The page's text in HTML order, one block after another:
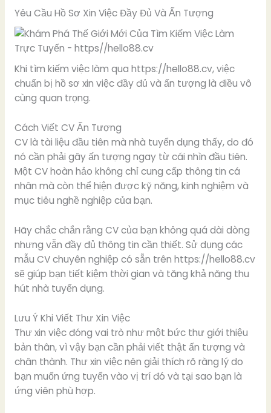
Yêu Cầu Hồ Sơ Xin Việc Đầy Đủ Và Ấn Tượng
Khi tìm kiếm việc làm qua https://hello88.cv, việc
chuẩn bị hồ sơ xin việc đầy đủ và ấn tượng là điều vô
cùng quan trọng.
Cách Viết CV Ấn Tượng
CV là tài liệu đầu tiên mà nhà tuyển dụng thấy, do đó
nó cần phải gây ấn tượng ngay từ cái nhìn đầu tiên.
Một CV hoàn hảo không chỉ cung cấp thông tin cá
nhân mà còn thể hiện được kỹ năng, kinh nghiệm và
mục tiêu nghề nghiệp của bạn.
Hãy chắc chắn rằng CV của bạn không quá dài dòng
nhưng vẫn đầy đủ thông tin cần thiết. Sử dụng các
mẫu CV chuyên nghiệp có sẵn trên https://hello88.cv
sẽ giúp bạn tiết kiệm thời gian và tăng khả năng thu
hút nhà tuyển dụng.
Lưu Ý Khi Viết Thư Xin Việc
Thư xin việc đóng vai trò như một bức thư giới thiệu
bản thân, vì vậy bạn cần phải viết thật ấn tượng và
chân thành. Thư xin việc nên giải thích rõ ràng lý do
bạn muốn ứng tuyển vào vị trí đó và tại sao bạn là
ứng viên phù hợp.